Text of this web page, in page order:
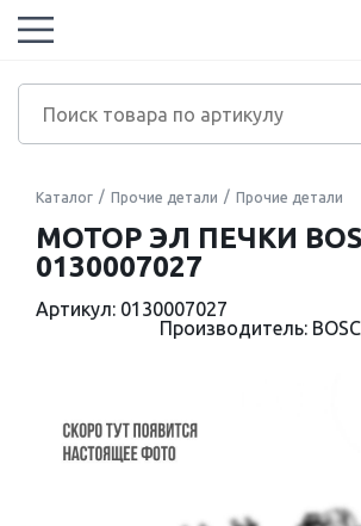
Каталог Прочие детали Прочие детали
МОТОР ЭЛ ПЕЧКИ
0130007027
Артикул: 0130007027
Производитель: